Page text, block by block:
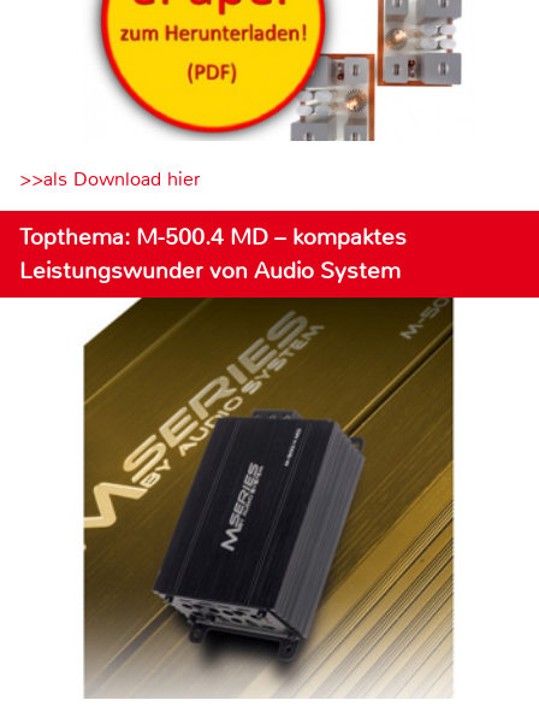
>>als Download hier
Topthema: M-500.4 MD – kompaktes
Leistungswunder von Audio System